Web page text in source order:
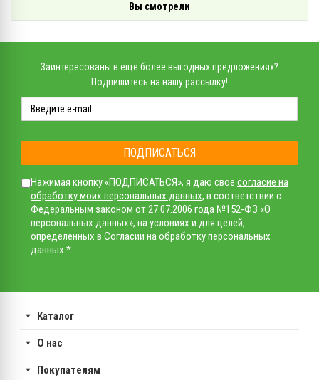
Вы смотрели
Заинтересованы в еще более выгодных предложениях?
Подпишитесь на нашу рассылку!
ПОДПИСАТЬСЯ
Нажимая кнопку «ПОДПИСАТЬСЯ», я даю свое согласие на
обработку моих персональных данных, в соответствии с
Федеральным законом от 27.07.2006 года №152-ФЗ «О
персональных данных», на условиях и для целей,
определенных в Согласии на обработку персональных
данных *
Каталог
О нас
Покупателям